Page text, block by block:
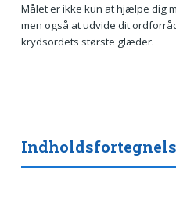
Målet er ikke kun at hjælpe dig
men også at udvide dit
krydsordets største glæder.